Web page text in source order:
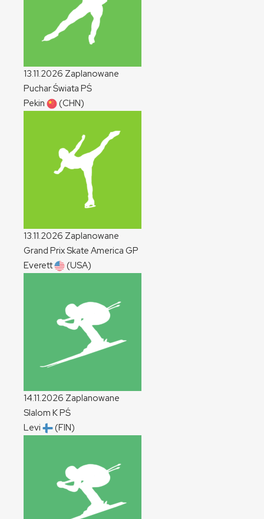
13.11.2026 Zaplanowane
Puchar Świata PŚ
Pekin
(CHN)
13.11.2026 Zaplanowane
Grand Prix Skate America GP
Everett
(USA)
14.11.2026 Zaplanowane
Slalom KPŚ
Levi
(FIN)